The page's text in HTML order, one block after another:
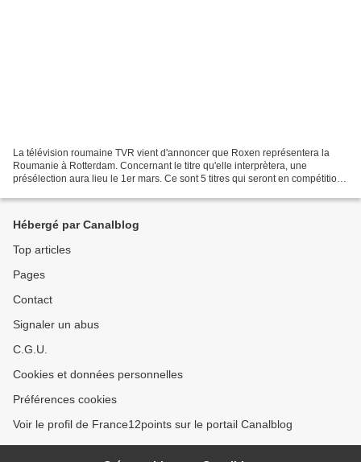
La télévision roumaine TVR vient d'annoncer que Roxen représentera la
Roumanie à Rotterdam. Concernant le titre qu'elle interprètera, une
présélection aura lieu le 1er mars. Ce sont 5 titres qui seront en compétition,
Hébergé par Canalblog
Top articles
Pages
Contact
Signaler un abus
C.G.U.
Cookies et données personnelles
Préférences cookies
Voir le profil de France12points sur le portail Canalblog